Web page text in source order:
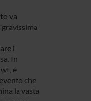
va
i
In
e
che
la vasta